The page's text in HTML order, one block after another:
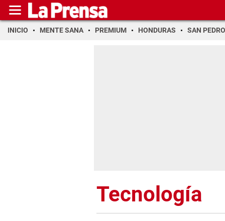
INICIO MENTE SANA PREMIUM HONDURAS SAN PEDRO
Tecnología